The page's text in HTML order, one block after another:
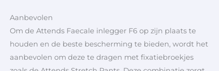
Aanbevolen
Om de Attends Faecale inlegger F6 op zijn plaats te
houden en de beste bescherming te bieden, wordt het
aanbevolen om deze te dragen met fixatiebroekjes